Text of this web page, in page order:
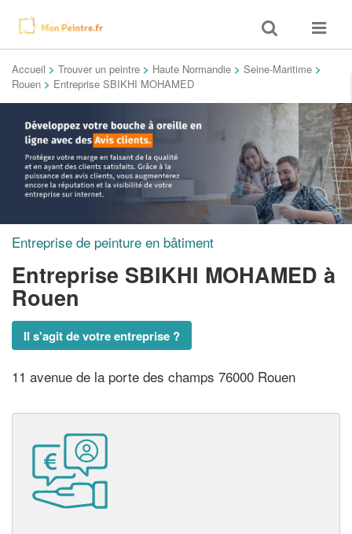
Toggle
search
Toggle
Accueil > Trouver un peintre > Haute Normandie > Seine-Maritime >
Rouen > Entreprise SBIKHI MOHAMED
Entreprise de peinture en bâtiment
Entreprise SBIKHI MOHAMED à
Rouen
Il s'agit de votre entreprise ?
11 avenue de la porte des champs 76000 Rouen